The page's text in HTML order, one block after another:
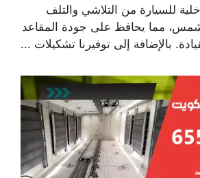
للسيارة من التلاشي والتلف
مما يحافظ على جودة المقاعد
بالإضافة إلى توفيرنا تشكيلات ...